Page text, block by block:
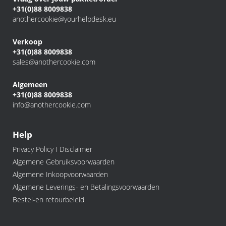
+31(0)88 8009838
anothercookie@yourhelpdesk.eu
Verkoop
+31(0)88 8009838
sales@anothercookie.com
Algemeen
+31(0)88 8009838
info@anothercookie.com
Help
Privacy Policy I Disclaimer
Algemene Gebruiksvoorwaarden
Algemene Inkoopvoorwaarden
Algemene Leverings- en Betalingsvoorwaarden
Bestel-en retourbeleid